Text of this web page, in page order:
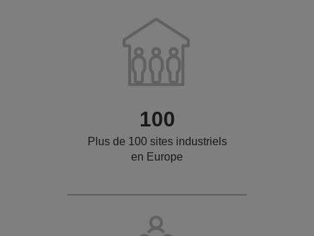
100
Plus de 100 sites industriels
en Europe